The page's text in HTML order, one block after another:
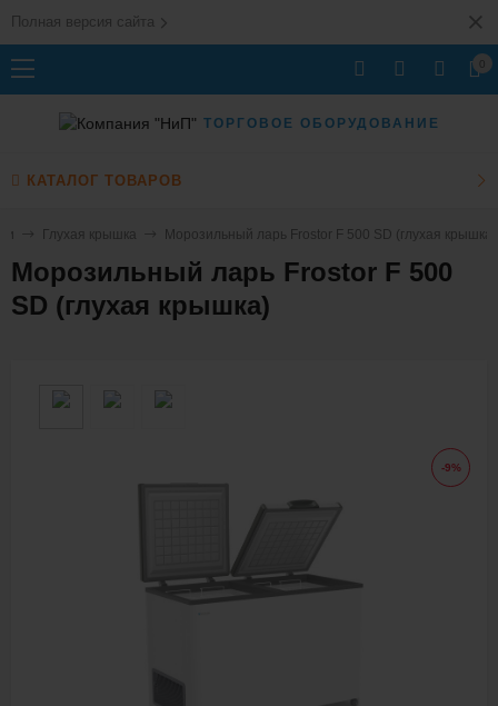
Полная версия сайта
ТОРГОВОЕ ОБОРУДОВАНИЕ
КАТАЛОГ ТОВАРОВ
Глухая крышка Морозильный ларь Frostor F 500 SD (глухая крышка)
Морозильный ларь Frostor F 500
SD (глухая крышка)
-9%